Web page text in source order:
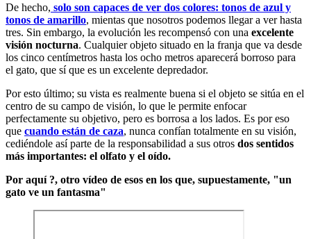
De hecho, solo son capaces de ver dos colores: tonos de azul y
tonos de amarillo, mientas que nosotros podemos llegar a ver hasta
tres. Sin embargo, la evolución les recompensó con una excelente
visión nocturna. Cualquier objeto situado en la franja que va desde
los cinco centímetros hasta los ocho metros aparecerá borroso para
el gato, que sí que es un excelente depredador.
Por esto último; su vista es realmente buena si el objeto se sitúa en el
centro de su campo de visión, lo que le permite enfocar
perfectamente su objetivo, pero es borrosa a los lados. Es por eso
que cuando están de caza, nunca confían totalmente en su visión,
cediéndole así parte de la responsabilidad a sus otros dos sentidos
más importantes: el olfato y el oído.
Por aquí ?, otro vídeo de esos en los que, supuestamente, "un
gato ve un fantasma"